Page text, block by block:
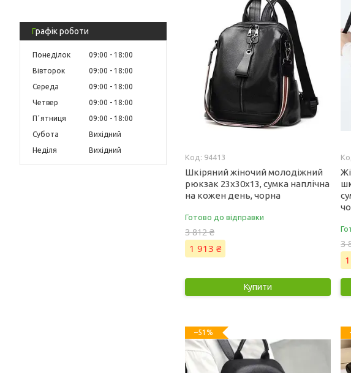
Графік роботи
Понеділок 09:00
18:00
Вівторок
09:00
18:00
Середа
09:00
18:00
Четвер
09:00
18:00
Пʼятниця
09:00
18:00
Субота
Вихідний
Неділя
Вихідний
94413
Шкіряний жіночий молодіжний
рюкзак 23х30х13, сумка наплічна
на кожен день, чорна
Готово до відправки
3 812 ₴
1 913 ₴
Купити
3
–51%